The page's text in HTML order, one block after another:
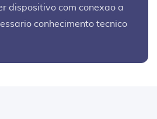
dispositivo com conexao a
conhecimento tecnico